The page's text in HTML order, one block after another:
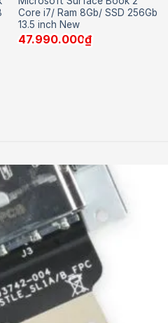
Core i7/ Ram 8Gb/ SSD 256Gb
13.5 inch New
47.990.000₫